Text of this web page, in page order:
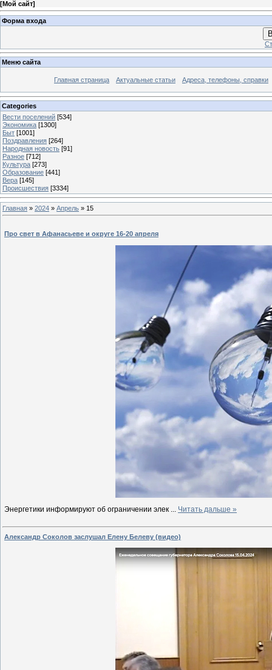
[Мой сайт]
Форма входа
Меню сайта
Главная страница Актуальные статьи Адреса, телефоны, справки
Categories
Вести поселений [534]
Экономика [1300]
Быт [1001]
Поздравления [264]
Народная новость [91]
Разное [712]
Культура [273]
Образование [441]
Вера [145]
Происшествия [3334]
Главная » 2024 » Апрель » 15
Про свет в Афанасьеве и округе 16-20 апреля
Энергетики информируют об ограничении элек ... Читать дальше »
Александр Соколов заслушал Елену Белеву (видео)